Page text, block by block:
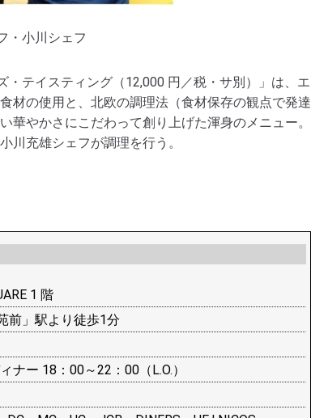
・小川シェフ
テイスティング（12,000 円／税・サ別）」は、エ
材の使用と、北欧の調理法（食材保存の観点で発達
華やかさにこだわって創り上げた渾身のメニュー。
川充雄シェフが調理を行う。
1 階
前」駅より徒歩1分
ナー 18：00～22：00（L.O.）